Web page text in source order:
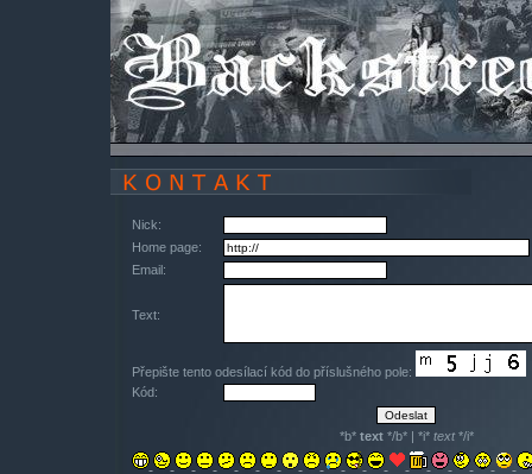
Nick:
Home page:
Email:
Text:
Přepište tento odesílací kód do příslušného pole:
Kód:
*b* text*/b* | *i* text*/i*